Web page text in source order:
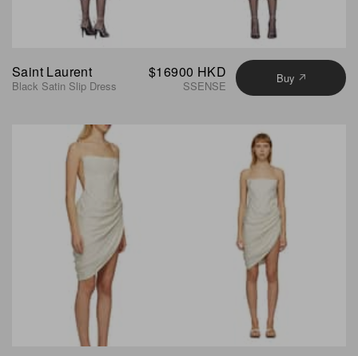
Saint Laurent
Black Satin Slip Dress
$16900 HKD
SSENSE Buy